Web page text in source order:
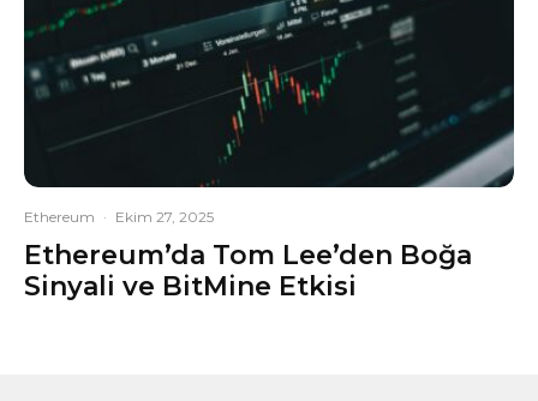
Ethereum · Ekim 27, 2025
Ethereum’da Tom Lee’den Boğa
Sinyali ve BitMine Etkisi